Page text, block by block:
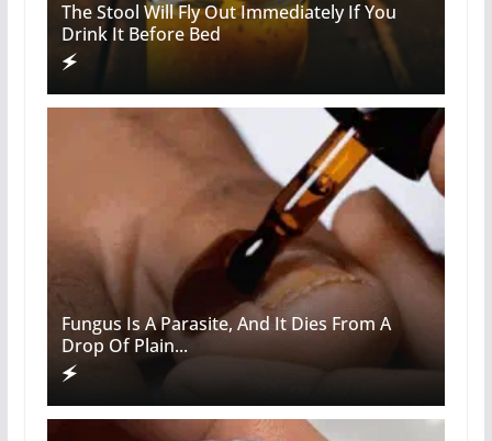
The Stool Will Fly Out Immediately If You
Drink It Before Bed
Fungus Is A Parasite, And It Dies From A
Drop Of Plain...